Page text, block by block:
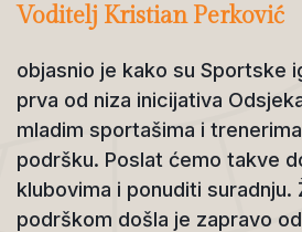
Voditelj Kristian Perković
objasnio je kako su Sportske
prva od niza inicijativa
mladim sportašima i
podršku. Poslat ćemo takve
klubovima i ponuditi suradnju.
podrškom došla je zapravo